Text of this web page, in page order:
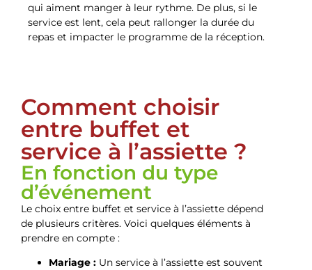
qui aiment manger à leur rythme. De plus, si le
service est lent, cela peut rallonger la durée du
repas et impacter le programme de la réception.
Comment choisir
entre buffet et
service à l’assiette ?
En fonction du type
d’événement
Le choix entre buffet et service à l’assiette dépend
de plusieurs critères. Voici quelques éléments à
prendre en compte :
Mariage : Un service à l’assiette est souvent